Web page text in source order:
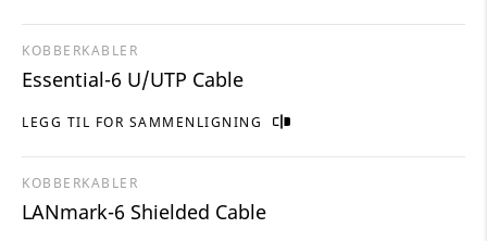
LEGG TIL FOR SAMMENLIGNING
KOBBERKABLER
Essential-6 U/UTP Cable
KOBBERKABLER
LANmark-6 Shielded Cable